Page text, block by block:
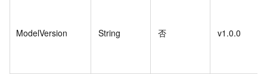
ModelVersion String 否 v1.0.0